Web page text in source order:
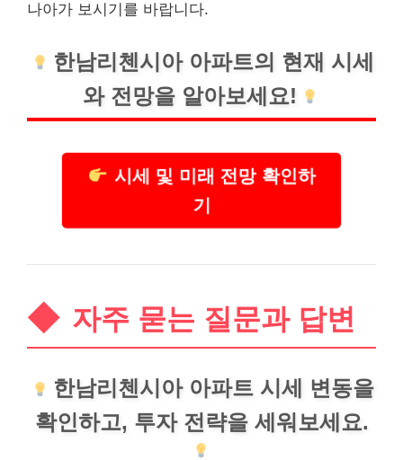
나아가 보시기를 바랍니다.
한남리첸시아 아파트의 현재 시세
와 전망을 알아보세요!
시세 및 미래 전망 확인하
기
자주 묻는 질문과 답변
한남리첸시아 아파트 시세 변동을
확인하고, 투자 전략을 세워보세요.